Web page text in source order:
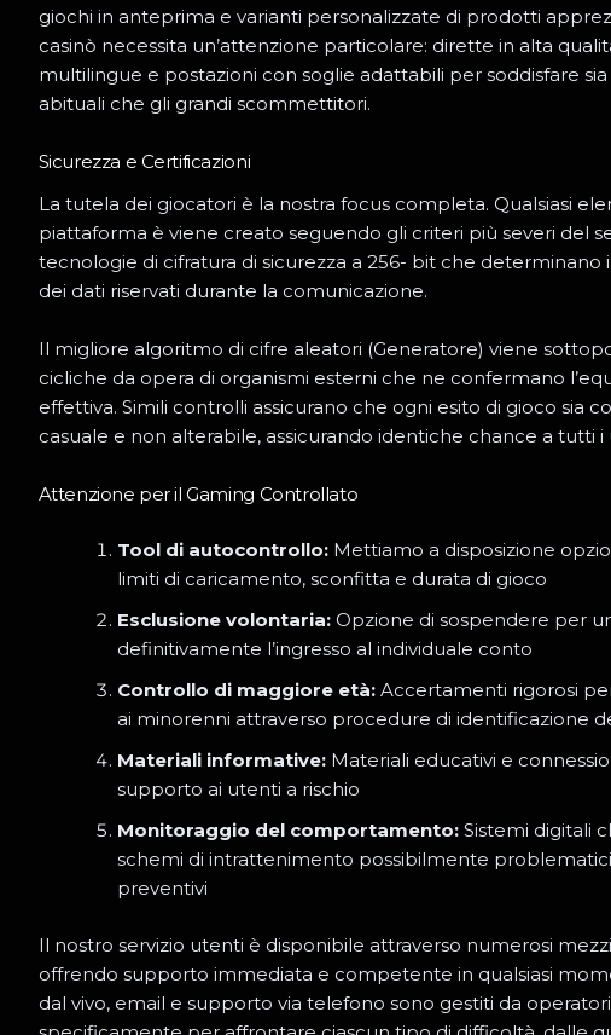
giochi in anteprima e varianti personalizzate di prodotti
casinò necessita un’attenzione particolare: dirette in alta
multilingue e postazioni con soglie adattabili per soddisfare
abituali che gli grandi scommettitori.
Sicurezza e Certificazioni
La tutela dei giocatori è la nostra focus completa. Qualsiasi
piattaforma è viene creato seguendo gli criteri più severi del
tecnologie di cifratura di sicurezza a 256- bit che determinano
dei dati riservati durante la comunicazione.
Il migliore algoritmo di cifre aleatori (Generatore) viene
cicliche da opera di organismi esterni che ne confermano
effettiva. Simili controlli assicurano che ogni esito di gioco sia
casuale e non alterabile, assicurando identiche chance a tutti i
Attenzione per il Gaming Controllato
Tool di autocontrollo:Mettiamo a disposizione
limiti di caricamento, sconfitta e durata di gioco
Esclusione volontaria:Opzione di sospendere per
definitivamente l’ingresso al individuale conto
Controllo di maggiore età:Accertamenti rigorosi
ai minorenni attraverso procedure di identificazione
Materiali informative:Materiali educativi e
supporto ai utenti a rischio
Monitoraggio del comportamento:Sistemi digitali
schemi di intrattenimento possibilmente
preventivi
Il nostro servizio utenti è disponibile attraverso numerosi
offrendo supporto immediata e competente in qualsiasi
dal vivo, email e supporto via telefono sono gestiti da